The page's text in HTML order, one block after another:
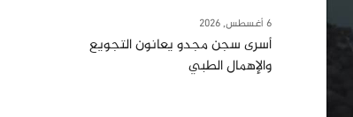
6 أغسطس, 2026
أسرى سجن مجدو يعانون التجويع
والإهمال الطبي